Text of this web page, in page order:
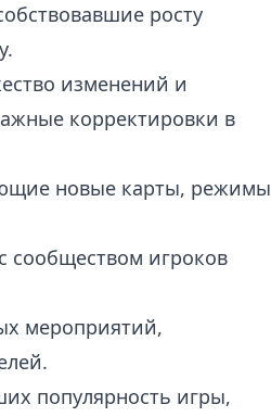
росту
изменений и
корректировки в
новые карты, режимы
сообществом игроков
мероприятий,
популярность игры,